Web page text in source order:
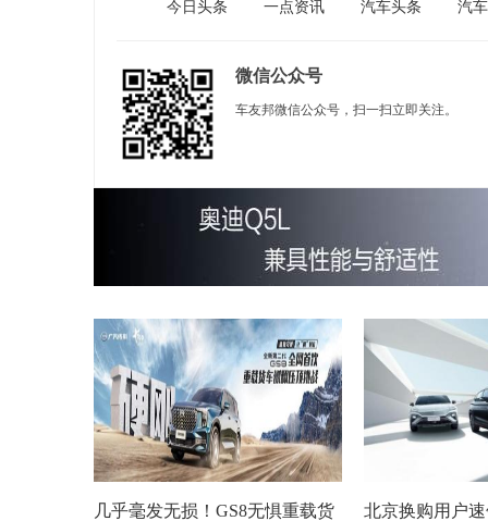
今日头条 一点资讯 汽车头条 汽
微信公众号
车友邦微信公众号，扫一扫立即关注。
几乎毫发无损！GS8无惧重载货
北京换购用户